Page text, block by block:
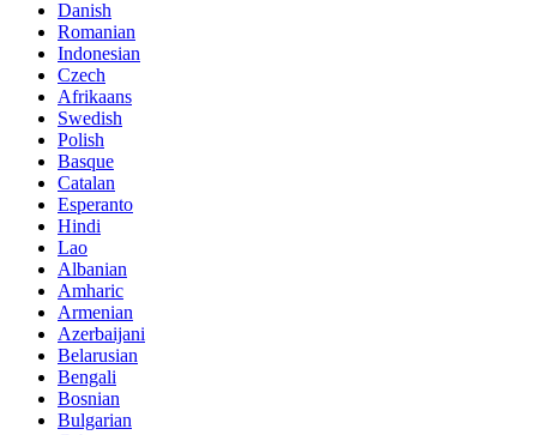
Danish
Romanian
Indonesian
Czech
Afrikaans
Swedish
Polish
Basque
Catalan
Esperanto
Hindi
Lao
Albanian
Amharic
Armenian
Azerbaijani
Belarusian
Bengali
Bosnian
Bulgarian